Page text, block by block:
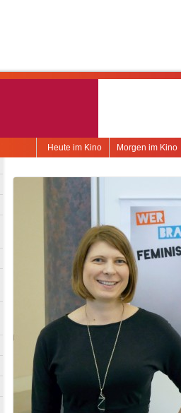
Morgen im Kino
Heute im Kino